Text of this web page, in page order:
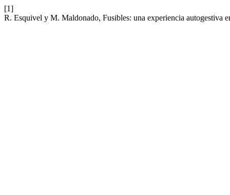
[1]
R. Esquivel y M. Maldonado, Fusibles: una experiencia autogestiva